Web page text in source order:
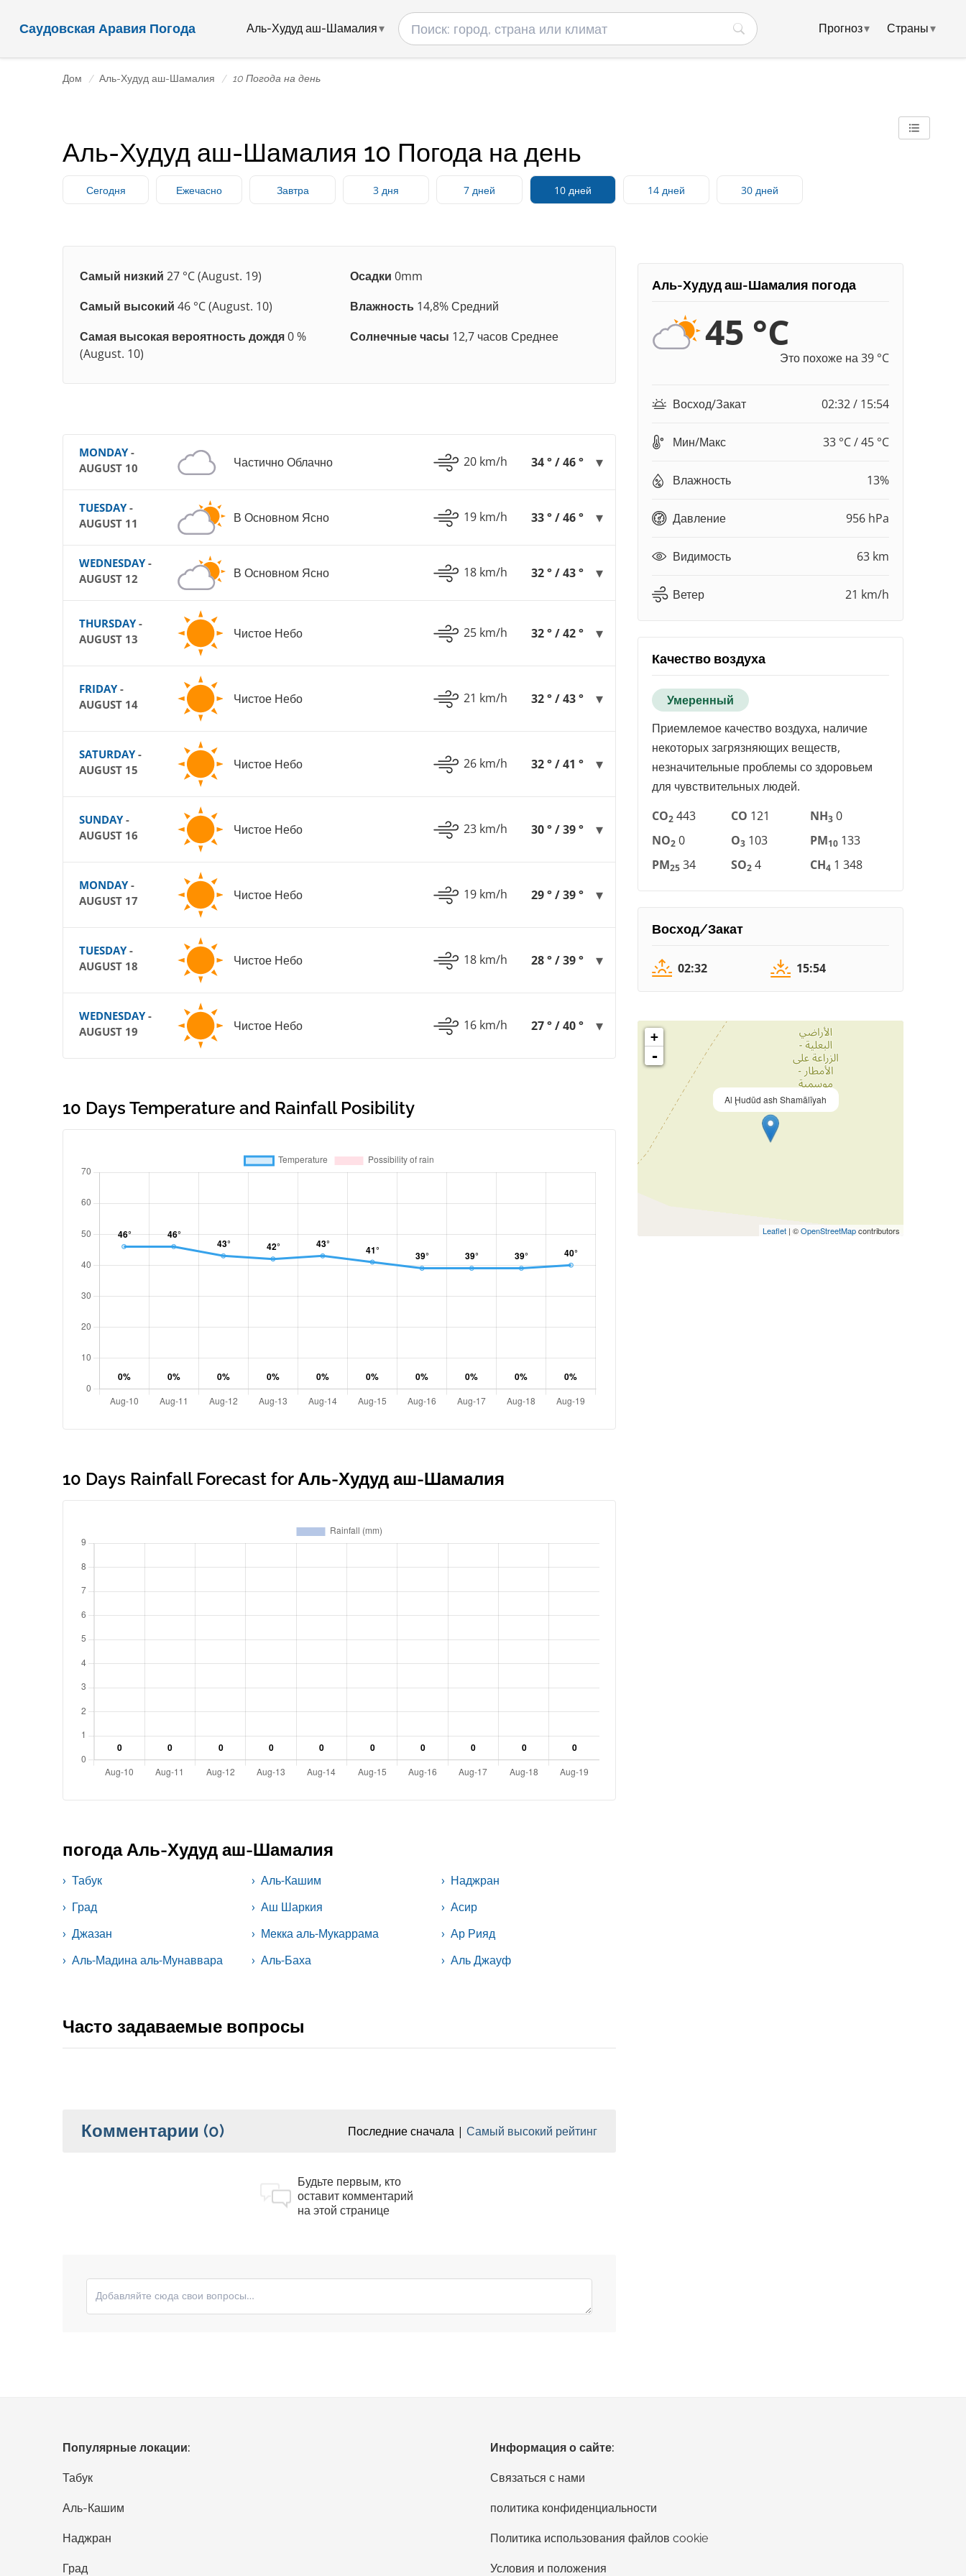
Саудовская Аравия Погода Аль-Худуд аш-Шамалия Прогноз▾ Страны▾
Дом Аль-Худуд аш-Шамалия 10 Погода на день
Аль-Худуд аш-Шамалия 10 Погода на день
Сегодня Ежечасно Завтра 3 дня 7 дней 10 дней 14 дней 30 дней
Самый низкий 27 °C (August. 19) Осадки 0mm
Самый высокий 46 °C (August. 10) Влажность 14,8% Средний
Самая высокая вероятность дождя0 %
(August. 10)
Солнечные часы 12,7 часов Среднее
MONDAY-
AUGUST 10
Частично Облачно 20 km/h 34 ° / 46 °
TUESDAY-
AUGUST 11
В Основном Ясно 19 km/h 33 ° / 46 °
WEDNESDAY-
AUGUST 12
В Основном Ясно 18 km/h 32 ° / 43 °
THURSDAY-
AUGUST 13
Чистое Небо 25 km/h 32 ° / 42 °
FRIDAY-
AUGUST 14
Чистое Небо 21 km/h 32 ° / 43 °
SATURDAY-
AUGUST 15
Чистое Небо 26 km/h 32 ° / 41 °
SUNDAY-
AUGUST 16
Чистое Небо 23 km/h 30 ° / 39 °
MONDAY-
AUGUST 17
Чистое Небо 19 km/h 29 ° / 39 °
TUESDAY-
AUGUST 18
Чистое Небо 18 km/h 28 ° / 39 °
WEDNESDAY-
AUGUST 19
Чистое Небо 16 km/h 27 ° / 40 °
10 Days Temperature and Rainfall Posibility
10 Days Rainfall Forecast for Аль-Худуд аш-Шамалия
погода Аль-Худуд аш-Шамалия
Табук Аль-Кашим
Наджран
Град
Аш Шаркия
Асир
Джазан
Мекка аль-Мукаррама
Ар Рияд
Аль-Мадина аль-Мунаввара
Аль-Баха Аль Джауф
Часто задаваемые вопросы
Комментарии (0) Последние сначала Самый высокий рейтинг
Будьте первым, кто
оставит комментарий
на этой странице
Аль-Худуд аш-Шамалия погода
45 °C
Это похоже на 39 °C
Восход/Закат 02:32 / 15:54
Мин/Макс 33 °C / 45 °C
Влажность 13%
Давление 956 hPa
Видимость 63 km
Ветер 21 km/h
Качество воздуха
Умеренный
Приемлемое качество воздуха, наличие
некоторых загрязняющих веществ,
незначительные проблемы со здоровьем
для чувствительных людей.
CO2 443 CO 121 NH3 0
NO2 0 O3 103 PM10 133
PM25 34 SO2 4 CH4 1 348
Восход/Закат
02:32 15:54
Al Ḩudūd ash Shamālīyah
+
-
Leaflet | ©OpenStreetMapcontributors
Популярные локации:
Табук
Аль-Кашим
Наджран
Град
Информация о сайте:
Связаться с нами
политика конфиденциальности
Политика использования файлов cookie
Условия и положения